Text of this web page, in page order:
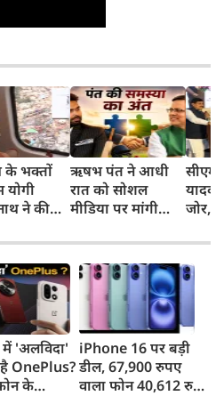
के भक्तों
योगी
ने की
ऋषभ पंत ने आधी
रात को सोशल
मीडिया पर मांगी
धामी ने बढ़ाया मदद
का हाथ
सीएम
यादव
जोर,
लिए
सरकार
'अलविदा'
OnePlus?
के
iPhone 16 पर बड़ी
डील, 67,900 रुपए
वाला फोन 40,612 रुपए